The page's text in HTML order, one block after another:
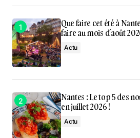
Que faire cet été à
faire au mois d’août
Actu
Nantes : Le top 5 des
en juillet 2026 !
Actu